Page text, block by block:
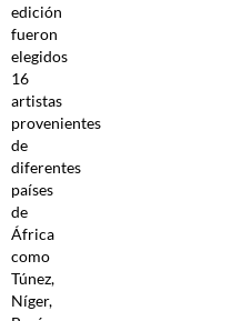
edición
fueron
elegidos
16
artistas
provenientes
de
diferentes
países
de
África
como
Túnez,
Níger,